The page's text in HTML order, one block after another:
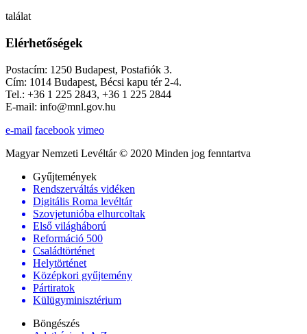
találat
Elérhetőségek
Postacím: 1250 Budapest, Postafiók 3.
Cím: 1014 Budapest, Bécsi kapu tér 2-4.
Tel.: +36 1 225 2843, +36 1 225 2844
E-mail: info@mnl.gov.hu
e-mail facebook vimeo
Magyar Nemzeti Levéltár © 2020 Minden jog fenntartva
Gyűjtemények
Rendszerváltás vidéken
Digitális Roma levéltár
Szovjetunióba elhurcoltak
Első világháború
Reformáció 500
Családtörténet
Helytörténet
Középkori gyűjtemény
Pártiratok
Külügyminisztérium
Böngészés